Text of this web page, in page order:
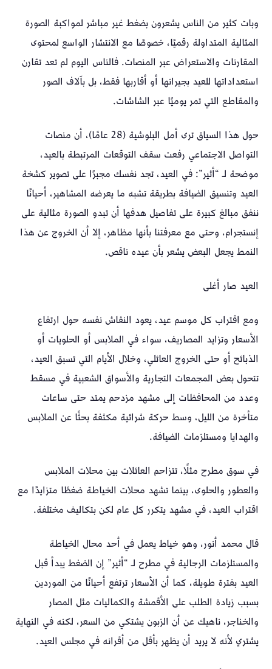
وبات كثير من الناس يشعرون بضغط غير مباشر لمواكبة الصورة
المثالية المتداولة رقميًا، خصوصًا مع الانتشار الواسع لمحتوى
المقارنات والاستعراض عبر المنصات. فالناس اليوم لم تعد تقارن
استعداداتها للعيد بجيرانها أو أقاربها فقط، بل بآلاف الصور
والمقاطع التي تمر يوميًا عبر الشاشات.
حول هذا السياق ترى أمل البلوشية (28 عامًا)، أن منصات
التواصل الاجتماعي رفعت سقف التوقعات المرتبطة بالعيد،
موضحة لـ “أثير”: في العيد، تجد نفسك مجبرًا على تصوير كشخة
العيد وتنسيق الضيافة بطريقة تشبه ما يعرضه المشاهير، أحيانًا
ننفق مبالغ كبيرة على تفاصيل هدفها أن تبدو الصورة مثالية على
إنستجرام، وحتى مع معرفتنا بأنها مظاهر، إلا أن الخروج عن هذا
النمط يجعل البعض يشعر بأن عيده ناقص.
العيد صار أغلى
ومع اقتراب كل موسم عيد، يعود النقاش نفسه حول ارتفاع
الأسعار وتزايد المصاريف، سواء في الملابس أو الحلويات أو
الذبائح أو حتى الخروج العائلي، وخلال الأيام التي تسبق العيد،
تتحول بعض المجمعات التجارية والأسواق الشعبية في مسقط
وعدد من المحافظات إلى مشهد مزدحم يمتد حتى ساعات
متأخرة من الليل، وسط حركة شرائية مكثفة بحثًا عن الملابس
والهدايا ومستلزمات الضيافة.
في سوق مطرح مثلًا، تتزاحم العائلات بين محلات الملابس
والعطور والحلوى، بينما تشهد محلات الخياطة ضغطًا متزايدًا مع
اقتراب العيد، في مشهد يتكرر كل عام لكن بتكاليف مختلفة.
قال محمد أنور، وهو خياط يعمل في أحد محال الخياطة
والمستلزمات الرجالية في مطرح لـ “أثير” إن الضغط يبدأ قبل
العيد بفترة طويلة، كما أن الأسعار ترتفع أحيانًا من الموردين
بسبب زيادة الطلب على الأقمشة والكماليات مثل المصار
والخناجر، ناهيك عن أن الزبون يشتكي من السعر، لكنه في النهاية
يشتري لأنه لا يريد أن يظهر بأقل من أقرانه في مجلس العيد.